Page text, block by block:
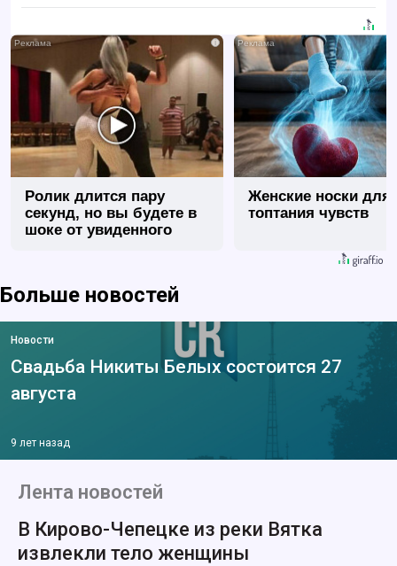
i
Ролик длится пару
секунд, но вы будете в
шоке от увиденного
Женские носки для
топтания чувств
Больше новостей
Новости
Свадьба Никиты Белых состоится 27
августа
9 лет назад
Лента новостей
В Кирово-Чепецке из реки Вятка
извлекли тело женщины